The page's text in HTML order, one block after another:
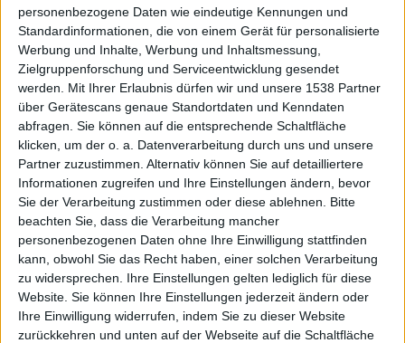
personenbezogene Daten wie eindeutige Kennungen und
Standardinformationen, die von einem Gerät für personalisierte
Werbung und Inhalte, Werbung und Inhaltsmessung,
Zielgruppenforschung und Serviceentwicklung gesendet
werden.
Mit Ihrer Erlaubnis dürfen wir und unsere 1538 Partner
über Gerätescans genaue Standortdaten und Kenndaten
abfragen. Sie können auf die entsprechende Schaltfläche
klicken, um der o. a. Datenverarbeitung durch uns und unsere
Partner zuzustimmen. Alternativ können Sie auf detailliertere
Informationen zugreifen und Ihre Einstellungen ändern, bevor
Sie der Verarbeitung zustimmen oder diese ablehnen.
Bitte
beachten Sie, dass die Verarbeitung mancher
personenbezogenen Daten ohne Ihre Einwilligung stattfinden
kann, obwohl Sie das Recht haben, einer solchen Verarbeitung
zu widersprechen. Ihre Einstellungen gelten lediglich für diese
Website. Sie können Ihre Einstellungen jederzeit ändern oder
Ihre Einwilligung widerrufen, indem Sie zu dieser Website
zurückkehren und unten auf der Webseite auf die Schaltfläche
angeht, sagen wir mal so: wenn ich ein Label hätte, würde
ich keine christlichen Bands signen, aber ich habe kein
Problem damit, auf dem gleichen Label wie eine
christliche Band zu sein. Solange das Label an sich nicht
christlich ist, ist das keine große Sache. Andere Aspekte
sind da für uns viel wichtiger. Wir würden beispielsweise
nicht bei einer Plattenfirma unterschreiben, die Nazis
unter Vertrag hat, oder überwiegend Power Metal und
Deathcore und solche Scheiße. Wir haben wie immer nur
für ein Album unterschrieben, machen wir eigentlich
immer so. Mal gucken, wie es so weitergeht.
Wie kommt man eigentlich auf die Idee, anno 2010 noch
Doom/Death zu spielen? Die letzte kommerzielle
Hochphase des Genres war Mitte der Neunziger, und vom
(bescheidenen) Funeral-Doom-Trend von vor ein paar